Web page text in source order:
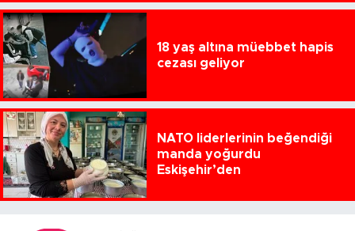
18 yaş altına müebbet hapis
cezası geliyor
NATO liderlerinin beğendiği
manda yoğurdu
Eskişehir’den